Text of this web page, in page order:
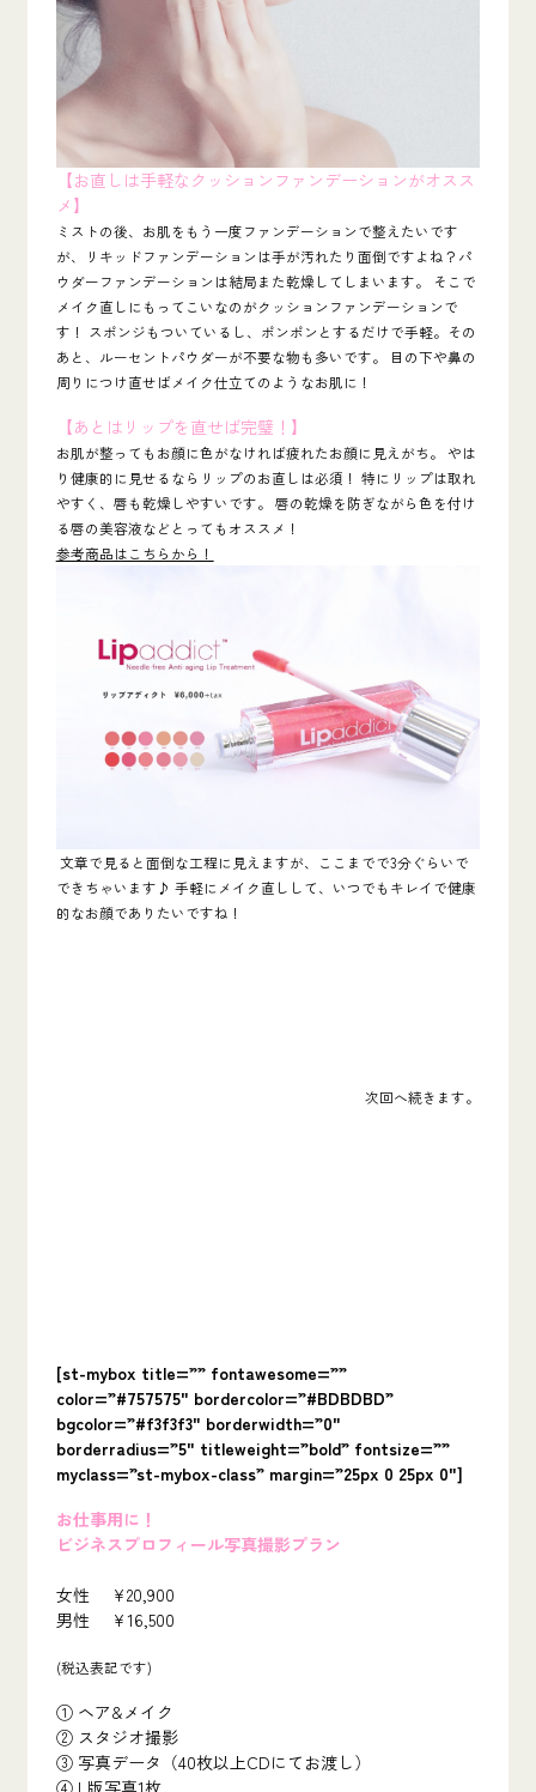
【お直しは手軽なクッションファンデーションがオスス
メ】
ミストの後、お肌をもう一度ファンデーションで整えたいです
が、リキッドファンデーションは手が汚れたり面倒ですよね？パ
ウダーファンデーションは結局また乾燥してしまいます。 そこで
メイク直しにもってこいなのがクッションファンデーションで
す！ スポンジもついているし、ポンポンとするだけで手軽。その
あと、ルーセントパウダーが不要な物も多いです。 目の下や鼻の
周りにつけ直せばメイク仕立てのようなお肌に！
【あとはリップを直せば完璧！】
お肌が整ってもお顔に色がなければ疲れたお顔に見えがち。 やは
り健康的に見せるならリップのお直しは必須！ 特にリップは取れ
やすく、唇も乾燥しやすいです。 唇の乾燥を防ぎながら色を付け
る唇の美容液などとってもオススメ！
参考商品はこちらから！
文章で見ると面倒な工程に見えますが、ここまでで3分ぐらいで
できちゃいます♪ 手軽にメイク直しして、いつでもキレイで健康
的なお顔でありたいですね！
次回へ続きます。
[st-mybox title=”” fontawesome=””
color=”#757575″ bordercolor=”#BDBDBD”
bgcolor=”#f3f3f3″ borderwidth=”0″
borderradius=”5″ titleweight=”bold” fontsize=””
myclass=”st-mybox-class” margin=”25px 0 25px 0″]
お仕事用に！
ビジネスプロフィール写真撮影プラン
女性 ¥20,900
男性 ¥16,500
(税込表記です)
① ヘア&メイク
② スタジオ撮影
③ 写真データ（40枚以上CDにてお渡し）